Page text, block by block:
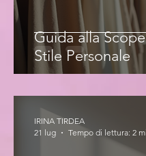
Guida alla
Stile Personale
IRINA TIRDEA
21 lug
Tempo di lettura: 2